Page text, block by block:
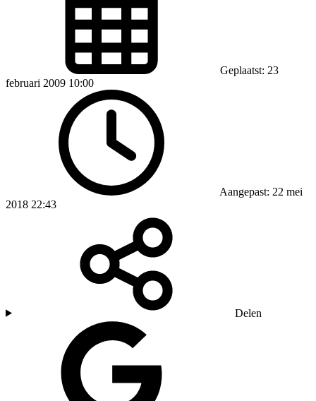
Geplaatst: 23
februari 2009 10:00
Aangepast: 22 mei
2018 22:43
Delen